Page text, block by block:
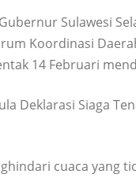
Gubernur Sulawesi
Koordinasi
14 Februari
Deklarasi Siaga
cuaca yang